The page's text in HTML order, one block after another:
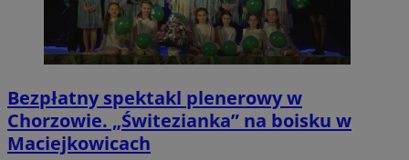
Bezpłatny spektakl plenerowy w
Chorzowie. „Świtezianka” na boisku w
Maciejkowicach